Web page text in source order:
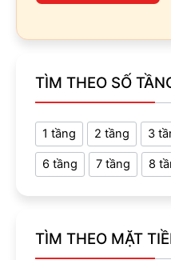
TÌM THEO SỐ
1 tầng 2 tầng 3
6 tầng 7 tầng 8
TÌM THEO MẶT